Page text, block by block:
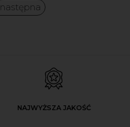
następna
NAJWYŻSZA JAKOŚĆ